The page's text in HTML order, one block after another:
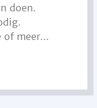
doen.
of meer...